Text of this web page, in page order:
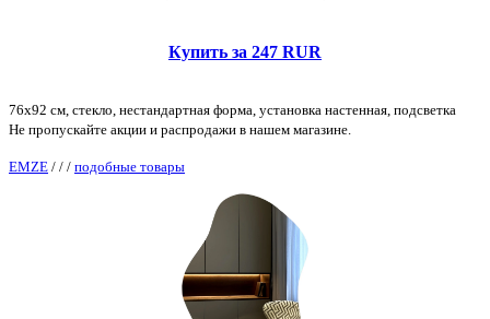
Купить за 247 RUR
76x92 см, стекло, нестандартная форма, установка настенная, подсветка
Не пропускайте акции и распродажи в нашем магазине.
EMZE / / / подобные товары